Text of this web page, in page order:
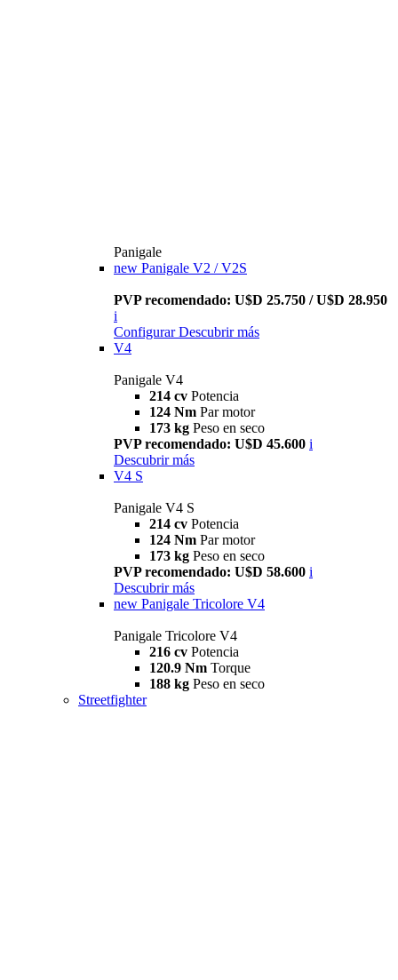
Panigale
new Panigale V2 / V2S
PVP recomendado: U$D 25.750 / U$D 28.950
i
Configurar Descubrir más
V4
Panigale V4
214 cv Potencia
124 Nm Par motor
173 kg Peso en seco
PVP recomendado: U$D 45.600 i
Descubrir más
V4 S
Panigale V4 S
214 cv Potencia
124 Nm Par motor
173 kg Peso en seco
PVP recomendado: U$D 58.600 i
Descubrir más
new Panigale Tricolore V4
Panigale Tricolore V4
216 cv Potencia
120.9 Nm Torque
188 kg Peso en seco
Streetfighter